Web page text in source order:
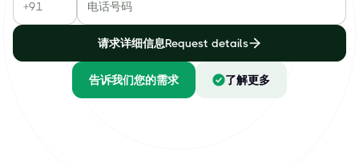
请求详细信息Request details
告诉我们您的需求 了解更多